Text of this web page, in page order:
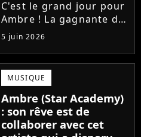
C'est le grand jour pour
Ambre ! La gagnante de
la Star Academy fait ses
premiers pas dans
l'industrie en publiant
J'me demande, un
premier single que la
chanteuse a
confectionné avec...
5 juin 2026
MUSIQUE
Ambre (Star Academy)
: son rêve est de
collaborer avec cet